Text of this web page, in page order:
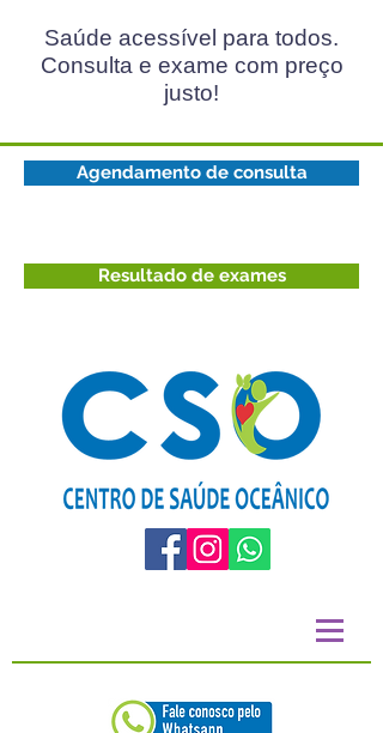
Saúde acessível para todos.
Consulta e exame com preço
justo!
Agendamento de consulta
Resultado de exames